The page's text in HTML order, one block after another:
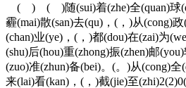
( ) ( )随(sui)着(zhe)全(quan)球
霾(mai)散(san)去(qu)，(，)从(cong)
(chan)业(ye)，(，)都(dou)在(zai)为
(shu)后(hou)重(zhong)振(zhen)邮
(zuo)准(zhun)备(bei)。(。)从(cong)
来(lai)看(kan)，(，)截(jie)至